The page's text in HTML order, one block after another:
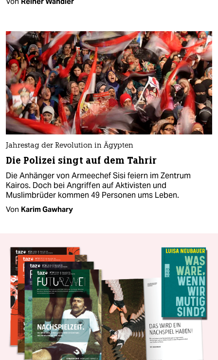
Jahrestag der Revolution in Ägypten
Die Polizei singt auf dem Tahrir
Die Anhänger von Armeechef Sisi feiern im Zentrum
Kairos. Doch bei Angriffen auf Aktivisten und
Muslimbrüder kommen 49 Personen ums Leben.
Von Karim Gawhary